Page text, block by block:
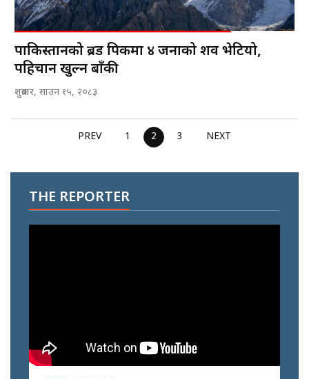
पाकिस्तानको ब्रड पिकमा ४ जनाको शव भेटियो,
पहिचान खुल्न बाँकी
शुक्रबार, साउन १५, २०८३
PREV 1 2 3 NEXT
THE REPORTER